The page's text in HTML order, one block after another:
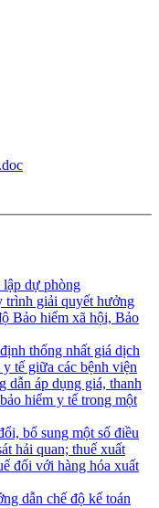
dự phòng
giải quyết hưởng
Bảo hiểm xã hội, Bảo
thống nhất giá dịch
tế giữa các bệnh viện
dẫn áp dụng giá, thanh
hiểm y tế trong một
bổ sung một số điều
hải quan; thuế xuất
đối với hàng hóa xuất
dẫn chế độ kế toán